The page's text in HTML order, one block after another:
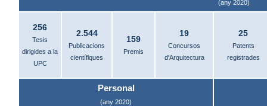
(any 2020)
256
Tesis
dirigides a la
UPC
2.544
Publicacions
científiques
159
Premis
19
Concursos
d'Arquitectura
25
Patents
registrades
Personal
(any 2020)